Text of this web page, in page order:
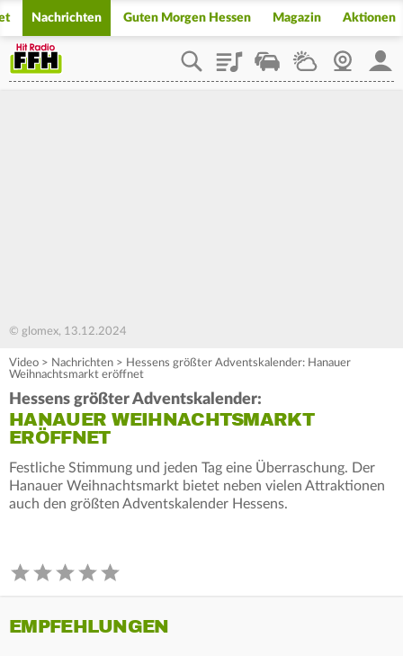
Nachrichten Guten Morgen Hessen Magazin Aktionen
PlaylistStaupilotWetterWebcam
© glomex, 13.12.2024
Video > Nachrichten > Hessens größter Adventskalender: Hanauer
Weihnachtsmarkt eröffnet
Hessens größter Adventskalender:
HANAUER WEIHNACHTSMARKT
ERÖFFNET
Festliche Stimmung und jeden Tag eine Überraschung. Der
Hanauer Weihnachtsmarkt bietet neben vielen Attraktionen
auch den größten Adventskalender Hessens.
EMPFEHLUNGEN